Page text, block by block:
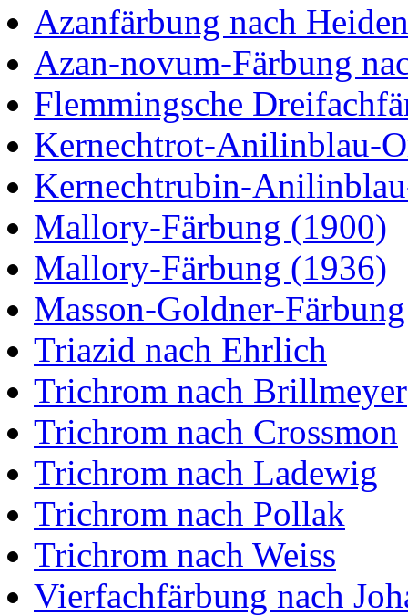
Azanfärbung nach
Azan-novum-Färbung
Flemmingsche
Kernechtrot-Anilinblau-
Kernechtrubin-
Mallory-Färbung (1900)
Mallory-Färbung (1936)
Masson-Goldner-Färbung
Triazid nach Ehrlich
Trichrom nach Brillmeyer
Trichrom nach Crossmon
Trichrom nach Ladewig
Trichrom nach Pollak
Trichrom nach Weiss
Vierfachfärbung nach